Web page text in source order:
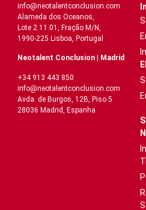
info@neotalentconclusion.com
Alameda dos Oceanos,
Lote 2.11.01, Fração M/N,
1990-225 Lisboa, Portugal
Neotalent Conclusion | Madrid
+34 913 443 850
info@neotalentconclusion.com
Avda. de Burgos, 12B, Piso 5
28036 Madrid, Espanha